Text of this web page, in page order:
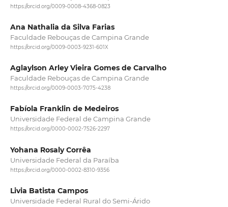
https://orcid.org/0009-0008-4368-0823
Ana Nathalia da Silva Farias
Faculdade Rebouças de Campina Grande
https://orcid.org/0009-0003-9231-601X
Aglaylson Arley Vieira Gomes de Carvalho
Faculdade Rebouças de Campina Grande
https://orcid.org/0009-0003-7075-4238
Fabíola Franklin de Medeiros
Universidade Federal de Campina Grande
https://orcid.org/0000-0002-7526-2297
Yohana Rosaly Corrêa
Universidade Federal da Paraíba
https://orcid.org/0000-0002-8310-9356
Livia Batista Campos
Universidade Federal Rural do Semi-Árido